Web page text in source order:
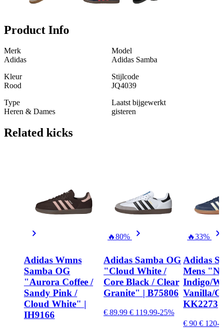
Product Info
Merk
Adidas
Model
Adidas Samba
Kleur
Rood
Stijlcode
JQ4039
Type
Heren & Dames
Laatst bijgewerkt
gisteren
Related kicks
Adidas Wmns
Samba OG
"Aurora Coffee /
Sandy Pink /
Cloud White" |
IH9166
🔥80%
Adidas Samba OG
"Cloud White /
Core Black / Clear
Granite" | B75806
€ 89.99 € 119.99-25%
🔥33%
Adidas
Mens
Indigo/
Vanilla/
KK2273
€ 90 € 120-